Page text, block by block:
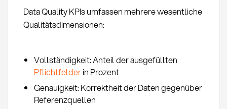
Data Quality KPIs umfassen mehrere wesentliche
Qualitätsdimensionen:
Vollständigkeit: Anteil der ausgefüllten
Pflichtfelderin Prozent
Genauigkeit: Korrektheit der Daten gegenüber
Referenzquellen